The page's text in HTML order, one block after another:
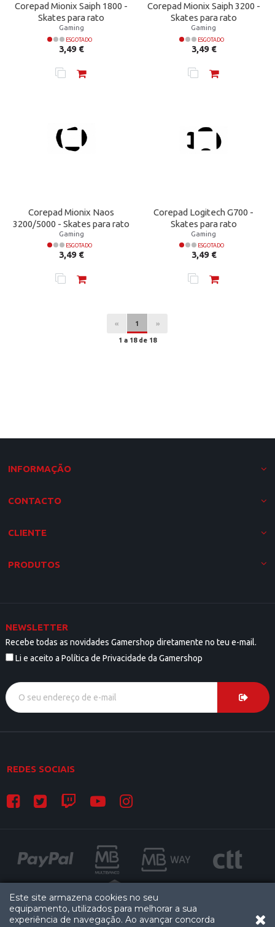
Corepad Mionix Saiph 1800 -
Skates para rato
Gaming
ESGOTADO
Preço
3,49 €
Corepad Mionix Saiph 3200 -
Skates para rato
Gaming
ESGOTADO
Preço
3,49 €
Corepad Mionix Naos
3200/5000 - Skates para rato
Gaming
ESGOTADO
Preço
3,49 €
Corepad Logitech G700 -
Skates para rato
Gaming
ESGOTADO
Preço
3,49 €
« 1 »
1 a 18 de 18
INFORMAÇÃO
CONTACTO
CLIENTE
PRODUTOS
NEWSLETTER
Recebe todas as novidades Gamershop diretamente no teu e-mail.
Li e aceito a Política de Privacidade da Gamershop
REDES SOCIAIS
Este site armazena cookies no seu
equipamento, utilizados para melhorar a sua
experiência de navegação. Ao avançar concorda